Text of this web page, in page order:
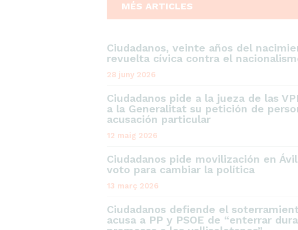
MÉS ARTICLES
Ciudadanos, veinte años del
revuelta cívica contra el
28 juny 2026
Ciudadanos pide a la jueza de las
a la Generalitat su petición de
acusación particular
12 maig 2026
Ciudadanos pide movilización en
voto para cambiar la política
13 març 2026
Ciudadanos defiende el
acusa a PP y PSOE de “enterrar